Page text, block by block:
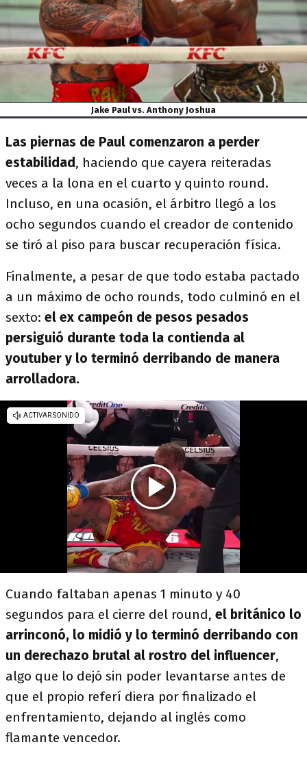
Jake Paul vs. Anthony Joshua
Las piernas de Paul comenzaron a perder
estabilidad, haciendo que cayera reiteradas
veces a la lona en el cuarto y quinto round.
Incluso, en una ocasión, el árbitro llegó a los
ocho segundos cuando el creador de contenido
se tiró al piso para buscar recuperación física.
Finalmente, a pesar de que todo estaba pactado
a un máximo de ocho rounds, todo culminó en el
sexto: el ex campeón de pesos pesados
persiguió durante toda la contienda al
youtuber y lo terminó derribando de manera
arrolladora.
Cuando faltaban apenas 1 minuto y 40
segundos para el cierre del round, el británico lo
arrinconó, lo midió y lo terminó derribando con
un derechazo brutal al rostro del influencer,
algo que lo dejó sin poder levantarse antes de
que el propio referí diera por finalizado el
enfrentamiento, dejando al inglés como
flamante vencedor.